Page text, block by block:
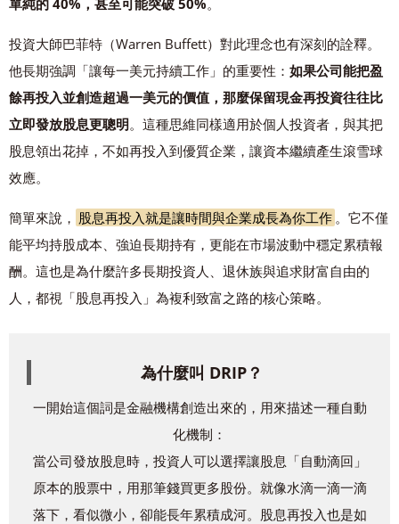
單純的 40%，甚至可能突破 50%。
投資大師巴菲特（Warren Buffett）對此理念也有深刻的詮釋。
他長期強調「讓每一美元持續工作」的重要性： 如果公司能把盈
餘再投入並創造超過一美元的價值，那麼保留現金再投資往往比
立即發放股息更聰明。這種思維同樣適用於個人投資者，與其把
股息領出花掉，不如再投入到優質企業，讓資本繼續產生滾雪球
效應。
簡單來說， 股息再投入就是讓時間與企業成長為你工作 。它不僅
能平均持股成本、強迫長期持有，更能在市場波動中穩定累積報
酬。這也是為什麼許多長期投資人、退休族與追求財富自由的
人，都視「股息再投入」為複利致富之路的核心策略。
為什麼叫 DRIP？
一開始這個詞是金融機構創造出來的，用來描述一種自動
化機制：
當公司發放股息時，投資人可以選擇讓股息「自動滴回」
原本的股票中，用那筆錢買更多股份。就像水滴一滴一滴
落下，看似微小，卻能長年累積成河。股息再投入也是如